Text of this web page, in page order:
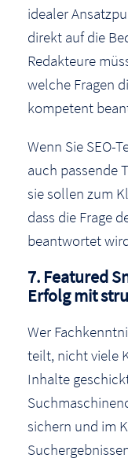
idealer
direkt auf die
Redakteure
welche Fragen
kompetent
Wenn Sie SEO-
auch passende
sie sollen zum
dass die Frage
beantwortet
7. Featured
Erfolg mit
Wer
teilt, nicht viele
Inhalte
sichern und im